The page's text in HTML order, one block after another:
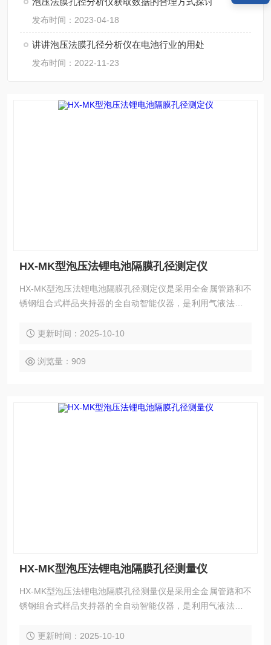
发布时间：2023-04-18
讲讲泡压法膜孔径分析仪在电池行业的用处
发布时间：2022-11-23
HX-MK型泡压法锂电池隔膜孔径测定仪
HX-MK型泡压法锂电池隔膜孔径测定仪是采用全金属管路和不
锈钢组合式样品夹持器的全自动智能仪器，是利用气液法分析
大孔径、*小孔径、平均孔径、孔径分布及渗透率的专用分析仪
等行业。
更新时间：2025-10-10
浏览量：909
HX-MK型泡压法锂电池隔膜孔径测量仪
HX-MK型泡压法锂电池隔膜孔径测量仪是采用全金属管路和不
锈钢组合式样品夹持器的全自动智能仪器，是利用气液法分析
大孔径、*小孔径、平均孔径、孔径分布及渗透率的专用分析仪
更新时间：2025-10-10